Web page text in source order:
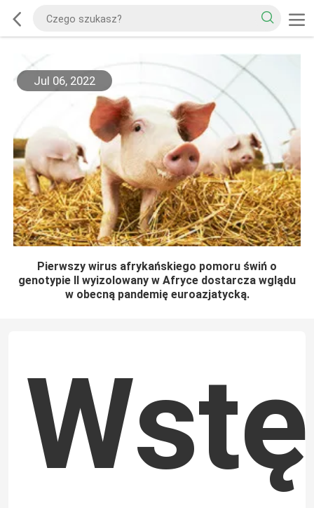
Jul 06, 2022
Pierwszy wirus afrykańskiego pomoru świń o
genotypie II wyizolowany w Afryce dostarcza wglądu
w obecną pandemię euroazjatycką.